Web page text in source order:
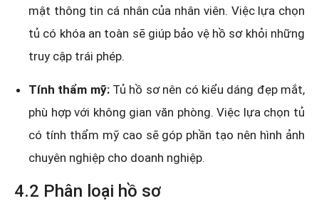
mật thông tin cá nhân của nhân viên. Việc lựa chọn
tủ có khóa an toàn sẽ giúp bảo vệ hồ sơ khỏi những
truy cập trái phép.
Tính thẩm mỹ:Tủ hồ sơ nên có kiểu dáng đẹp mắt,
phù hợp với không gian văn phòng. Việc lựa chọn tủ
có tính thẩm mỹ cao sẽ góp phần tạo nên hình ảnh
chuyên nghiệp cho doanh nghiệp.
4.2 Phân loại hồ sơ